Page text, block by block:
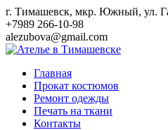
Перейти
к
контенту
г. Тимашевск, мкр. Южный, ул.
+7989 266-10-98
alezubova@gmail.com
Главная
Прокат костюмов
Ремонт одежды
Печать на ткани
Контакты